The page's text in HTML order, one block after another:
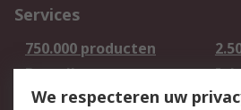
Services
750.000 producten
Bestellen
Retouren
We respecteren uw